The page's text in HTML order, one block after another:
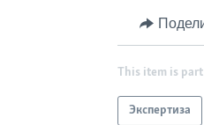
This item is
Экспертиза